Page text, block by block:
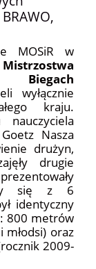
MOSiR w
Mistrzostwa
wyłącznie
kraju.
nauczyciela
Nasza
drużyn,
drugie
się z 6
identyczny
800 metrów
młodsi) oraz
2009-